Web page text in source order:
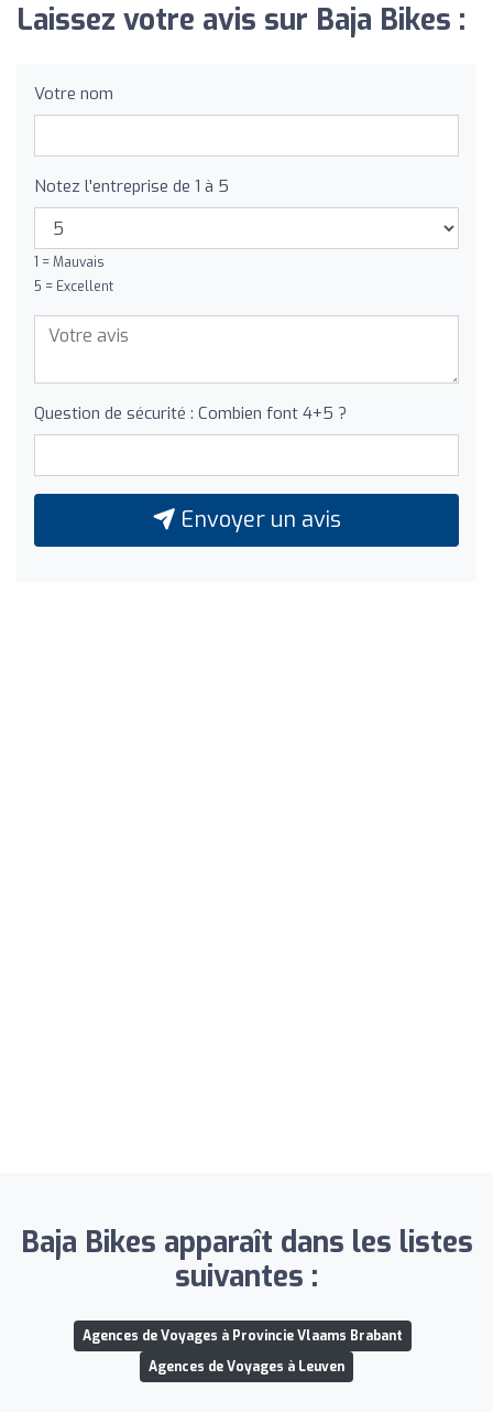
Laissez votre avis sur Baja Bikes :
Votre nom
Notez l'entreprise de 1 à 5
1 = Mauvais
5 = Excellent
Question de sécurité : Combien font 4+5 ?
Envoyer un avis
Baja Bikes apparaît dans les listes
suivantes :
Agences de Voyages à Provincie Vlaams Brabant
Agences de Voyages à Leuven